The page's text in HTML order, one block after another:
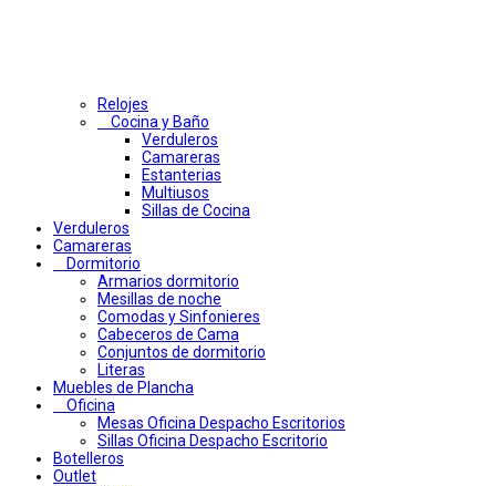
Relojes
Cocina y Baño
Verduleros
Camareras
Estanterias
Multiusos
Sillas de Cocina
Verduleros
Camareras
Dormitorio
Armarios dormitorio
Mesillas de noche
Comodas y Sinfonieres
Cabeceros de Cama
Conjuntos de dormitorio
Literas
Muebles de Plancha
Oficina
Mesas Oficina Despacho Escritorios
Sillas Oficina Despacho Escritorio
Botelleros
Outlet